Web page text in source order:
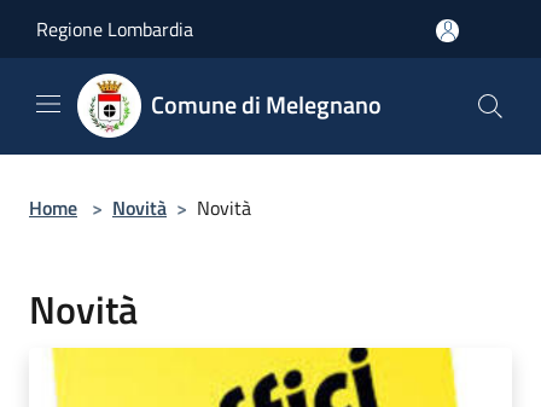
Regione Lombardia
Comune di Melegnano
Home > Novità > Novità
Novità